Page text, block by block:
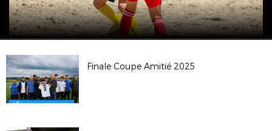
Finale Coupe Amitié 2025